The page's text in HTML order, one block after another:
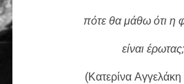
πότε θα μάθω ότι η
είναι έρωτας;
(Κατερίνα